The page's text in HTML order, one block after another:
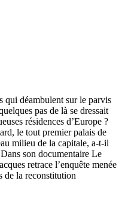
qui déambulent sur le parvis
pas de là se dressait
résidences d’Europe ?
le tout premier palais de
milieu de la capitale, a-t-il
son documentaire Le
retrace l’enquête menée
de la reconstitution